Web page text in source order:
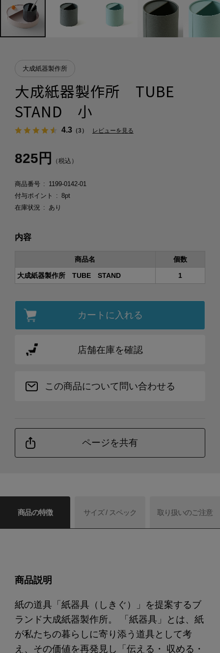
大成紙器製作所
大成紙器製作所 TUBE
STAND 小
4.3（3） レビューを見る
825円 （税込）
商品番号
1199-0142-01
付与ポイント
8pt
在庫状況
あり
カートに入れる
店舗在庫を確認
内容
商品名 個数
大成紙器製作所 TUBE STAND 1
この商品について問い合わせる
ページを共有
商品の特徴 サイズ / スペック 取り扱いのご注意
商品説明
紙の道具「紙器具（しきぐ）」を提案するブ
ランド大成紙器製作所。 「紙器具」とは、紙
が私たちの暮らしに寄り添う道具として考
え、その価値を再発見し「伝える・ 収める・